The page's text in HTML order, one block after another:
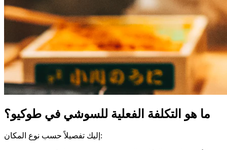
ما هو التكلفة الفعلية للسوشي في طوكيو؟
إليك تفصيلاً حسب نوع المكان: